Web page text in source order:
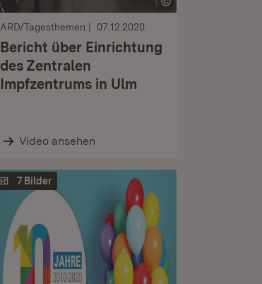
ARD/Tagesthemen 07.12.2020
Bericht über Einrichtung
des Zentralen
Impfzentrums in Ulm
Video ansehen
7 Bilder